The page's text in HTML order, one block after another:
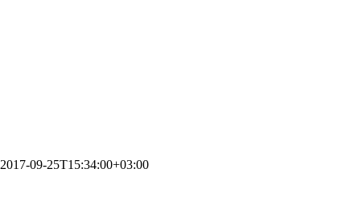
2017-09-25T15:34:00+03:00